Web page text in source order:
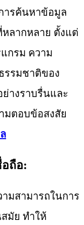
ารค้นหาข้อมูล
ลากหลาย ตั้งแต่
กรม ความ
รรมชาติของ
างราบรื่นและ
มตอบข้อสงสัย
ถือ:
มสามารถในการ
มัย ทำให้